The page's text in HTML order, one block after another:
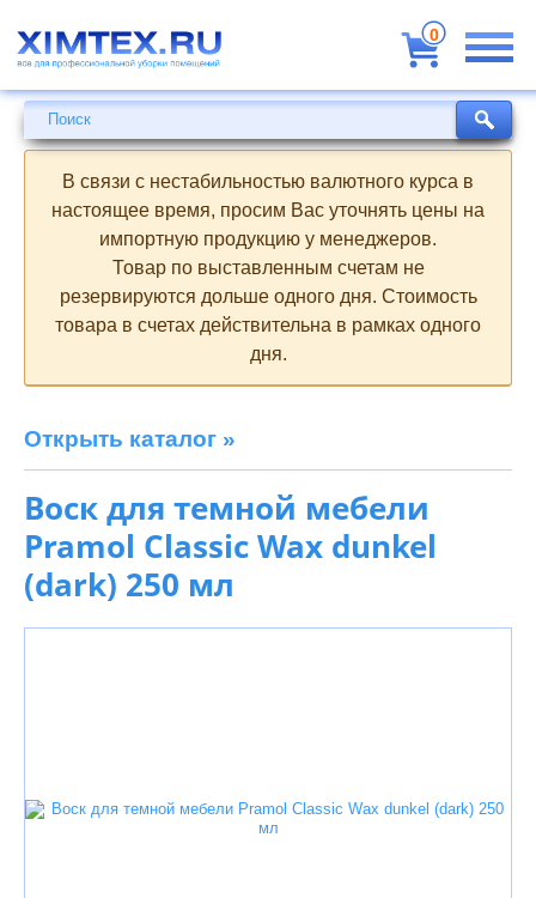
для
профессиональной
уборки
помещений
Поиск
В связи с нестабильностью валютного курса в
настоящее время, просим Вас уточнять цены на
импортную продукцию у менеджеров.
Товар по выставленным счетам не
резервируются дольше одного дня. Стоимость
товара в счетах действительна в рамках одного
дня.
Открыть каталог »
Воск для темной мебели
Pramol Classic Wax dunkel
(dark) 250 мл
Поиск
0